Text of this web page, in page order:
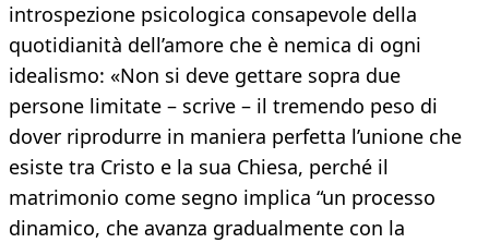
introspezione psicologica consapevole della
quotidianità dell’amore che è nemica di ogni
idealismo: «Non si deve gettare sopra due
persone limitate – scrive – il tremendo peso di
dover riprodurre in maniera perfetta l’unione che
esiste tra Cristo e la sua Chiesa, perché il
matrimonio come segno implica “un processo
dinamico, che avanza gradualmente con la